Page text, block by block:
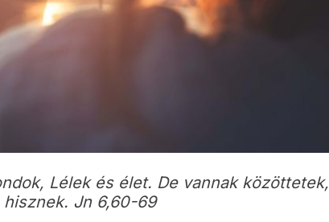
Lélek és élet. De vannak közöttetek,
hisznek. Jn 6,60-69